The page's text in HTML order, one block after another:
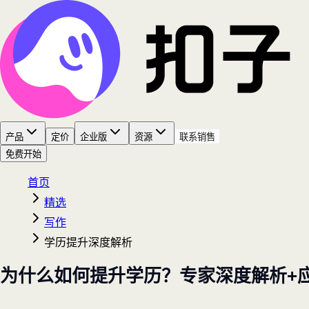
产品 定价 企业版 资源
联系销售
免费开始
首页
精选
写作
学历提升深度解析
为什么如何提升学历？专家深度解析+